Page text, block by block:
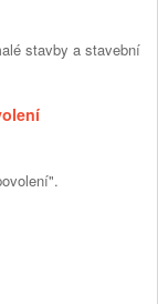
stavby a stavební